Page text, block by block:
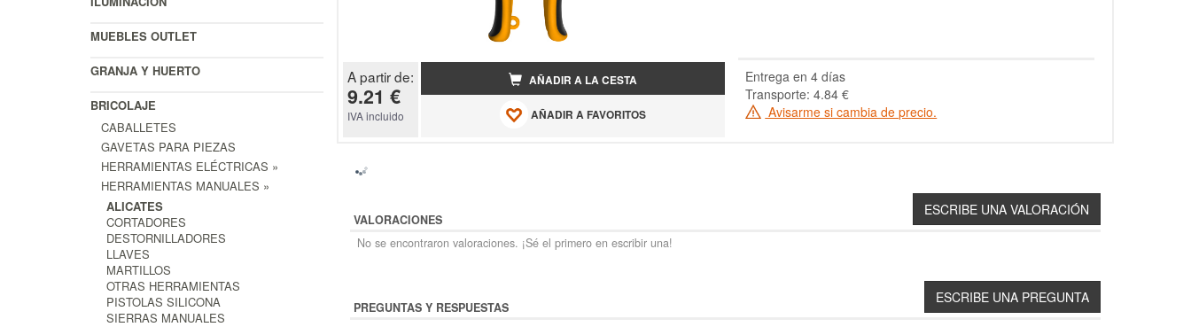
MUEBLES OUTLET
GRANJA Y HUERTO
BRICOLAJE
CABALLETES
GAVETAS PARA PIEZAS
HERRAMIENTAS ELÉCTRICAS »
HERRAMIENTAS MANUALES »
ALICATES
CORTADORES
DESTORNILLADORES
LLAVES
MARTILLOS
OTRAS HERRAMIENTAS
PISTOLAS SILICONA
SIERRAS MANUALES
A partir de:
9.21 €
IVA incluido
AÑADIR A LA CESTA
AÑADIR A FAVORITOS
Entrega en 4 días
Transporte: 4.84 €
Avisarme si cambia de precio.
VALORACIONES
No se encontraron valoraciones. ¡Sé el primero en escribir una!
PREGUNTAS Y RESPUESTAS